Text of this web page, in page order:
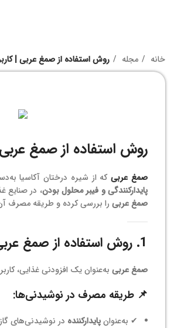
خانه مجله روش استفاده از صمغ عربی |
روش استفاده از صمغ عربی
صمغ عربیکه از شیره درختان آکاسیا
پایدارکنندگی و فیبر محلول بودن، در صنایع
صمغ عربی را بررسی کرده و طریقه مصرف
1. روش استفاده از صمغ عربی در صنایع غذایی
صمغ عربی به‌عنوان یک افزودنی غذایی،
📌 طریقه مصرف در نوشیدنی‌ها:
✔ به‌عنوانپایدارکننده در نوشیدنی‌های